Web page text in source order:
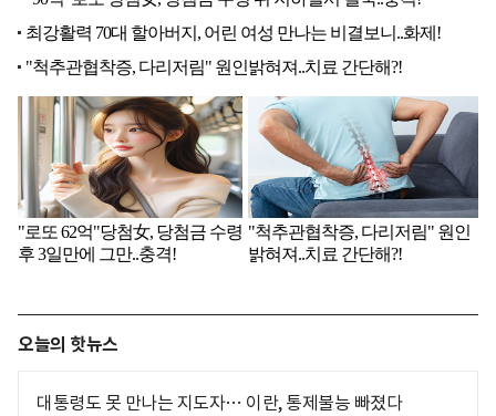
오늘의 핫뉴스
대통령도 못 만나는 지도자… 이란, 통제불능 빠졌다